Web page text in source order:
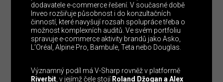
dodavatele e-commerce řešení. V současné době
Inveo rozšiřuje působnost i do konzultačních
činností, které navyšují rozsah spolupráce třeba o
možnost komplexních auditů. Ve svém portfoliu
spravuje e-commerce aktivity brandů jako Asko,
L’Oréal, Alpine Pro, Bambule, Teta nebo Douglas.
Významný podíl má V-Sharp rovněž v platformě
Riverbit , v jejímž čele stojí Roland Džogan a Alex